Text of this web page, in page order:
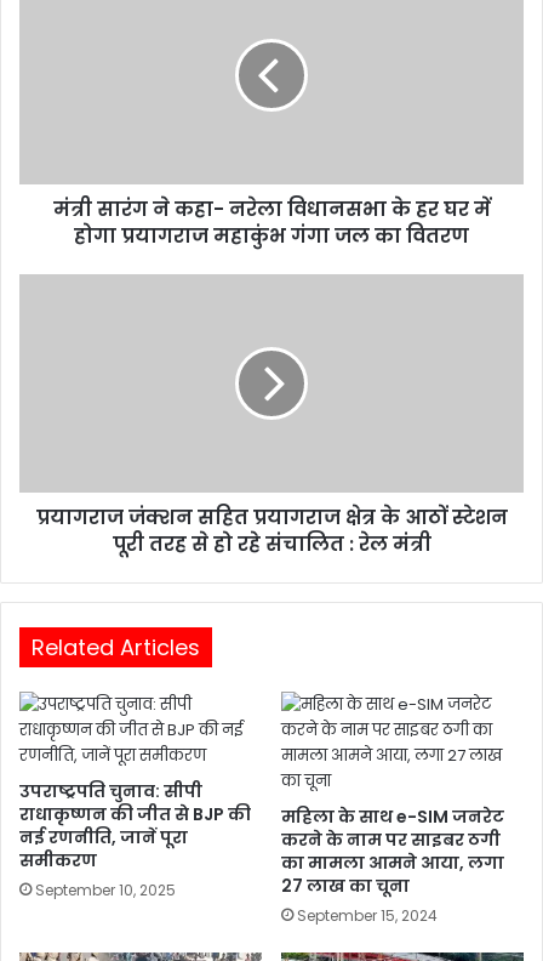
मंत्री सारंग ने कहा- नरेला विधानसभा के हर घर में
होगा प्रयागराज महाकुंभ गंगा जल का वितरण
प्रयागराज जंक्शन सहित प्रयागराज क्षेत्र के आठों स्टेशन
पूरी तरह से हो रहे संचालित : रेल मंत्री
Related Articles
उपराष्ट्रपति चुनाव: सीपी
राधाकृष्णन की जीत से BJP की
नई रणनीति, जानें पूरा
समीकरण
September 10, 2025
महिला के साथ e-SIM जनरेट
करने के नाम पर साइबर ठगी
का मामला आमने आया, लगा
27 लाख का चूना
September 15, 2024